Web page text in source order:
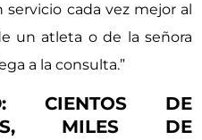
cada vez mejor al
un atleta o de la señora
a la consulta.”
: CIENTOS DE
MILES DE